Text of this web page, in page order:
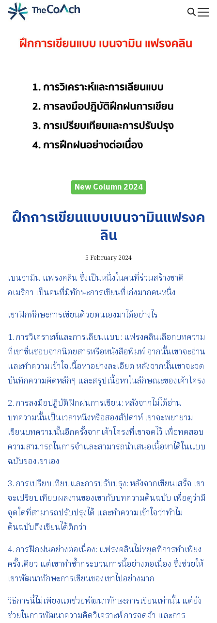
Skip
for:
New Column 2024
ฝึกการเขียนแบบเบนจามินแฟรงค
ลิน
5 February 2024
เบนจามิน แฟรงคลิน ซึ่งเป็นหนึ่งในคนที่ร่วมสร้างชาติ
อเมริกา เป็นคนที่มีทักษะการเขียนที่เก่งมากคนหนึ่ง
เขาฝึกทักษะการเขียนด้วยตนเองมาได้อย่างไร
1. การวิเคราะห์และการเลียนแบบ: แฟรงคลินเลือกบทความ
ที่เขาชื่นชอบจากนิตยสารหรือหนังสือพิมพ์ จากนั้นเขาจะอ่าน
และทำความเข้าใจเนื้อหาอย่างละเอียด หลังจากนั้นเขาจะจด
บันทึกความคิดหลักๆ และสรุปเนื้อหาในลักษณะของเค้าโครง
2. การลงมือปฎิบัติฝึกฝนการเขียน: หลังจากไม่ได้อ่าน
บทความนั้นเป็นเวลาหนึ่งหรือสองสัปดาห์ เขาจะพยายาม
เขียนบทความนั้นอีกครั้งจากเค้าโครงที่เขาจดไว้ เพื่อทดสอบ
ความสามารถในการจำและสามารถนำเสนอเนื้อหาได้ในแบบ
ฉบับของเขาเอง
3. การเปรียบเทียบและการปรับปรุง: หลังจากเขียนเสร็จ เขา
จะเปรียบเทียบผลงานของเขากับบทความต้นฉบับ เพื่อดูว่ามี
จุดใดที่สามารถปรับปรุงได้ และทำความเข้าใจว่าทำไม
ต้นฉบับถึงเขียนได้ดีกว่า
4. การฝึกฝนอย่างต่อเนื่อง: แฟรงคลินไม่หยุดที่การทำเพียง
ครั้งเดียว แต่เขาทำซ้ำกระบวนการนี้อย่างต่อเนื่อง ซึ่งช่วยให้
เขาพัฒนาทักษะการเขียนของเขาไปอย่างมาก
วิธีการนี้ไม่เพียงแต่ช่วยพัฒนาทักษะการเขียนเท่านั้น แต่ยัง
ช่วยในการพัฒนาความคิดวิเคราะห์ การจดจำ และการ